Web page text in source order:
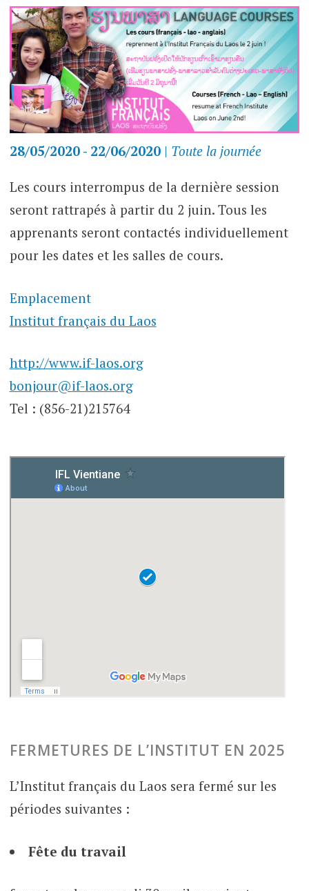
28/05/2020 - 22/06/2020| Toute la journée
Les cours interrompus de la dernière session
seront rattrapés à partir du 2 juin. Tous les
apprenants seront contactés individuellement
pour les dates et les salles de cours.
Emplacement
Institut français du Laos
http://www.if-laos.org
bonjour@if-laos.org
Tel : (856-21)215764
FERMETURES DE L’INSTITUT EN 2025
L’Institut français du Laos sera fermé sur les
périodes suivantes :
Fête du travail